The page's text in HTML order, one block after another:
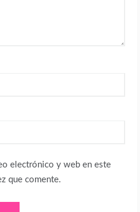
electrónico y web en este
que comente.